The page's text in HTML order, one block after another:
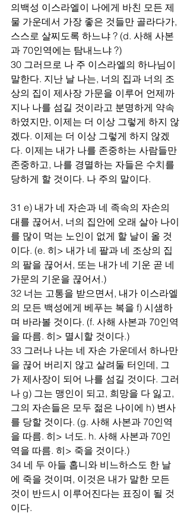
의백성 이스라엘이 나에게 바친 모든 제
물 가운데서 가장 좋은 것들만 골라다가,
스스로 살찌도록 하느냐 ? (d. 사해 사본
과 70인역에는 탐내느냐 ?)
30 그러므로 나 주 이스라엘의 하나님이
말한다. 지난 날 나는, 너의 집과 너의 조
상의 집이 제사장 가문을 이루어 언제까
지나 나를 섬길 것이라고 분명하게 약속
하였지만, 이제는 더 이상 그렇게 하지 않
겠다. 이제는 더 이상 그렇게 하지 않겠
다. 이제는 내가 나를 존중하는 사람들만
존중하고, 나를 경멸하는 자들은 수치를
당하게 할 것이다. 나 주의 말이다.
31 e) 내가 네 자손과 네 족속의 자손의
대를 끊어서, 너의 집안에 오래 살아 나이
를 많이 먹는 노인이 없게 할 날이 올 것
이다. (e. 히> 내가 네 팔과 네 조상의 집
의 팔을 끊어서, 또는 내가 네 기운 곧 네
가문의 기운을 끊어서.)
32 너는 고통을 받으면서, 내가 이스라엘
의 모든 백성에게 베푸는 복을 f) 시샘하
며 바라볼 것이다. (f. 사해 사본과 70인역
을 따름. 히> 멸시할 것이다.)
33 그러나 나는 네 자손 가운데서 하나만
을 끊어 버리지 않고 살려둘 터인데, 그
가 제사장이 되어 나를 섬길 것이다. 그러
나 g) 그는 맹인이 되고, 희망을 다 잃고,
그의 자손들은 모두 젊은 나이에 h) 변사
를 당할 것이다. (g. 사해 사본과 70인역
을 따름. 히> 너도. h. 사해 사본과 70인
역을 따름. 히> 죽을 것이다.)
34 네 두 아들 홉니와 비느하스도 한 날
에 죽을 것이며, 이것은 내가 말한 모든
것이 반드시 이루어진다는 표징이 될 것
이다.